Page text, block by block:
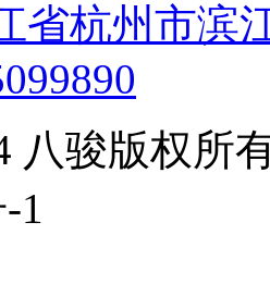
省杭州市滨
八骏版权所
1